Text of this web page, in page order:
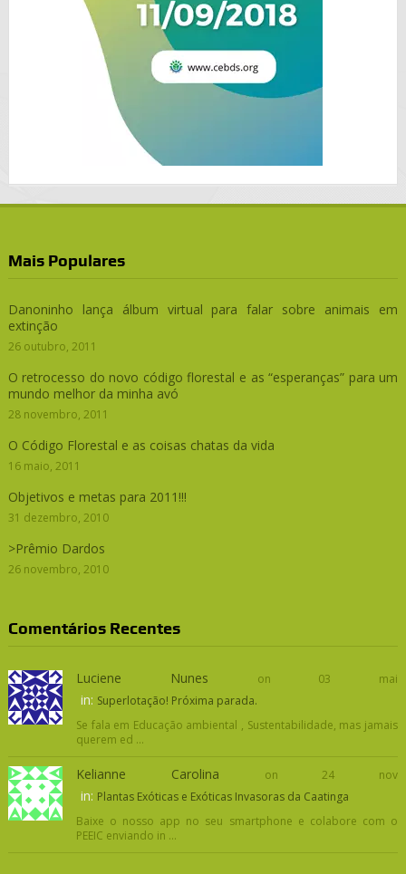
Mais Populares
Danoninho lança álbum virtual para falar sobre animais em
extinção
26 outubro, 2011
O retrocesso do novo código florestal e as “esperanças” para um
mundo melhor da minha avó
28 novembro, 2011
O Código Florestal e as coisas chatas da vida
16 maio, 2011
Objetivos e metas para 2011!!!
31 dezembro, 2010
>Prêmio Dardos
26 novembro, 2010
Comentários Recentes
Luciene Nunes on 03 mai
in: Superlotação! Próxima parada.
Se fala em Educação ambiental , Sustentabilidade, mas jamais
querem ed ...
Kelianne Carolina on 24 nov
in: Plantas Exóticas e Exóticas Invasoras da Caatinga
Baixe o nosso app no seu smartphone e colabore com o
PEEIC enviando in ...